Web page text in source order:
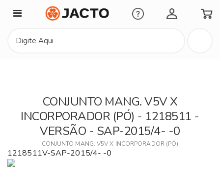
Minha Conta
CONJUNTO MANG. V5V X
INCORPORADOR (PÓ) - 1218511 -
VERSÃO - SAP-2015/4- -0
CONJUNTO MANG. V5V X INCORPORADOR (PÓ)
1218511V-SAP-2015/4- -0